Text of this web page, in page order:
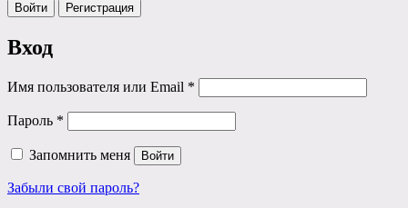
Войти Регистрация
Вход
Имя пользователя или Email *
Пароль *
Запомнить меня Войти
Забыли свой пароль?